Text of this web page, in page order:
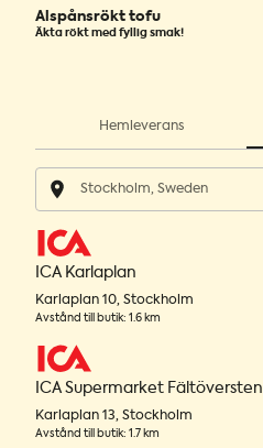
Alspånsrökt tofu
Äkta rökt med fyllig smak!
Hemleverans
ICA Karlaplan
Karlaplan 10, Stockholm
Avstånd till butik: 1.6 km
ICA Supermarket Fältöversten
Karlaplan 13, Stockholm
Avstånd till butik: 1.7 km